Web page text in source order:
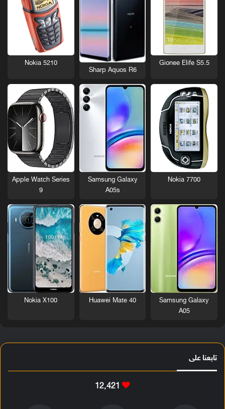
Gionee Elife S5.5
Sharp Aquos R6
Nokia 5210
Nokia 7700
Samsung Galaxy
A05s
Apple Watch Series
9
Samsung Galaxy
A05
Huawei Mate 40
Nokia X100
تابعنا على
12٬421